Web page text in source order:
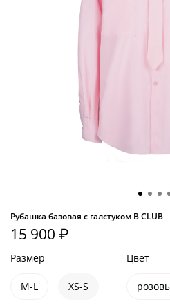
Рубашка базовая с галстуком B CLUB
15 900 ₽
Размер
M-L XS-S
Цвет